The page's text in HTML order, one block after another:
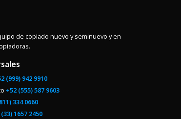
de copiado nuevo y seminuevo y en
(999) 942 9910
+52 (555) 587 9603
334 0660
1657 2450